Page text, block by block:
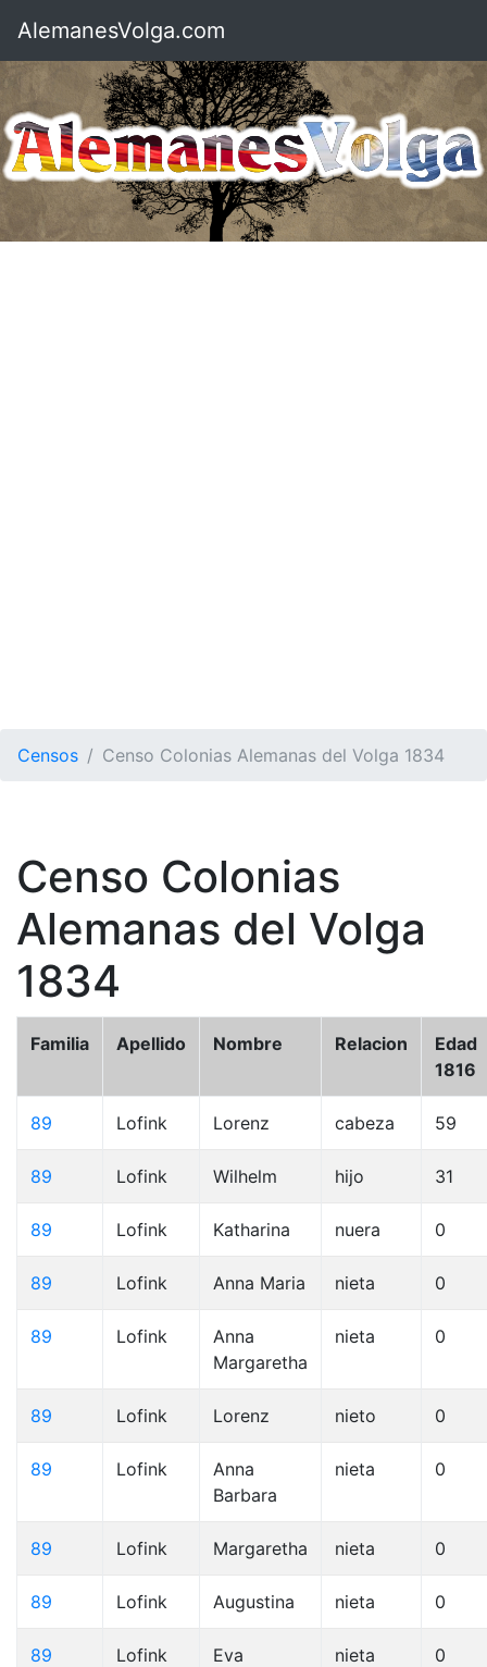
AlemanesVolga.com
Censos Censo Colonias Alemanas del Volga 1834
Censo Colonias
Alemanas del Volga
1834
Familia Apellido Nombre Relacion
Edad
1816
89 Lofink Lorenz cabeza 59
89 Lofink Wilhelm hijo 31
89 Lofink Katharina nuera 0
89 Lofink Anna Maria nieta 0
89 Lofink
Anna
Margaretha
nieta 0
89 Lofink Lorenz nieto 0
89 Lofink
Anna
Barbara
nieta 0
89 Lofink Margaretha nieta 0
89 Lofink Augustina nieta 0
89 Lofink
Eva
nieta 0